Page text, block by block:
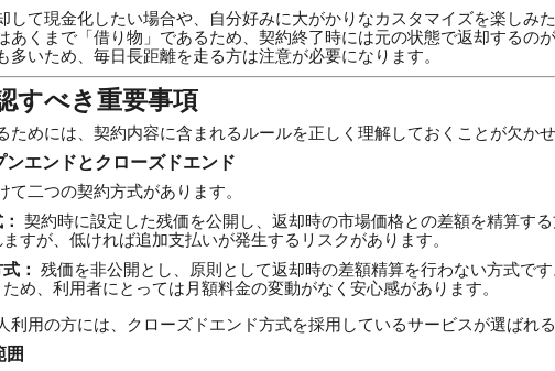
して現金化したい場合や、自分好みに大がかりなカスタマイズを楽しみ
あくまで「借り物」であるため、契約終了時には元の状態で返却するの
多いため、毎日長距離を走る方は注意が必要になります。
すべき重要事項
ためには、契約内容に含まれるルールを正しく理解しておくことが欠かせ
エンドとクローズドエンド
て二つの契約方式があります。
契約時に設定した残価を公開し、返却時の市場価格との差額を精算す
すが、低ければ追加支払いが発生するリスクがあります。
： 残価を非公開とし、原則として返却時の差額精算を行わない方式で
め、利用者にとっては月額料金の変動がなく安心感があります。
利用の方には、クローズドエンド方式を採用しているサービスが選ばれる
囲